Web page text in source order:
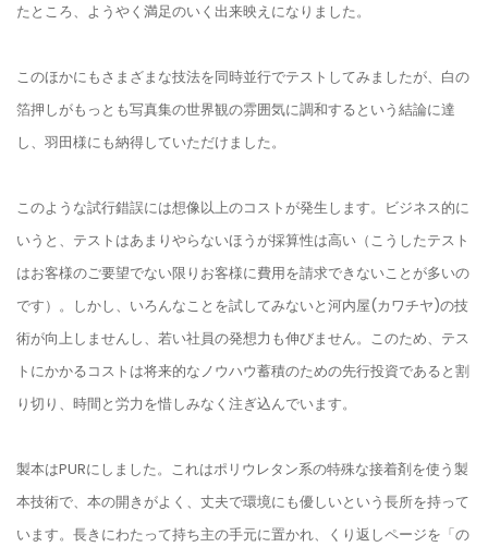
たところ、ようやく満足のいく出来映えになりました。
このほかにもさまざまな技法を同時並行でテストしてみましたが、白の
箔押しがもっとも写真集の世界観の雰囲気に調和するという結論に達
し、羽田様にも納得していただけました。
このような試行錯誤には想像以上のコストが発生します。ビジネス的に
いうと、テストはあまりやらないほうが採算性は高い（こうしたテスト
はお客様のご要望でない限りお客様に費用を請求できないことが多いの
です）。しかし、いろんなことを試してみないと河内屋(カワチヤ)の技
術が向上しませんし、若い社員の発想力も伸びません。このため、テス
トにかかるコストは将来的なノウハウ蓄積のための先行投資であると割
り切り、時間と労力を惜しみなく注ぎ込んでいます。
製本はPURにしました。これはポリウレタン系の特殊な接着剤を使う製
本技術で、本の開きがよく、丈夫で環境にも優しいという長所を持って
います。長きにわたって持ち主の手元に置かれ、くり返しページを「の